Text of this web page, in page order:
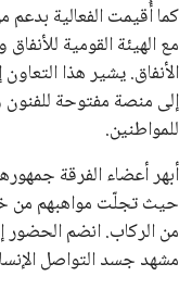
كما أُقيمت الفعالية بدعم
مع الهيئة القومية
الأنفاق. يشير هذا
إلى منصة مفتوحة للفنون
للمواطنين.
أبهر أعضاء الفرقة
حيث تجلّت مواهبهم من
من الركاب. انضم الحضور
مشهد جسد التواصل